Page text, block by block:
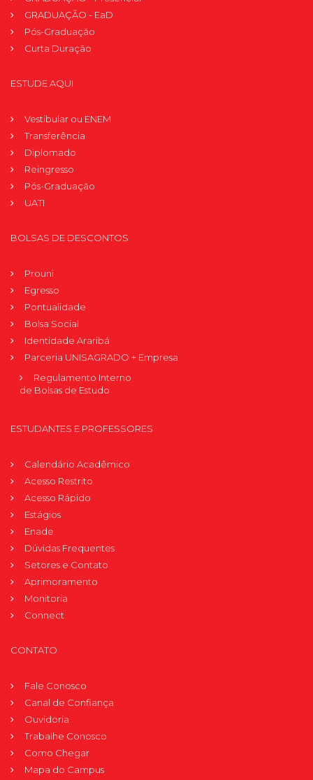
GRADUAÇÃO - EaD
Pós-Graduação
Curta Duração
ESTUDE AQUI
Vestibular ou ENEM
Transferência
Diplomado
Reingresso
Pós-Graduação
UATI
BOLSAS DE DESCONTOS
Prouni
Egresso
Pontualidade
Bolsa Social
Identidade Araribá
Parceria UNISAGRADO + Empresa
Regulamento Interno
de Bolsas de Estudo
ESTUDANTES E PROFESSORES
Calendário Acadêmico
Acesso Restrito
Acesso Rápido
Estágios
Enade
Dúvidas Frequentes
Setores e Contato
Aprimoramento
Monitoria
Connect
CONTATO
Fale Conosco
Canal de Confiança
Ouvidoria
Trabalhe Conosco
Como Chegar
Mapa do Campus